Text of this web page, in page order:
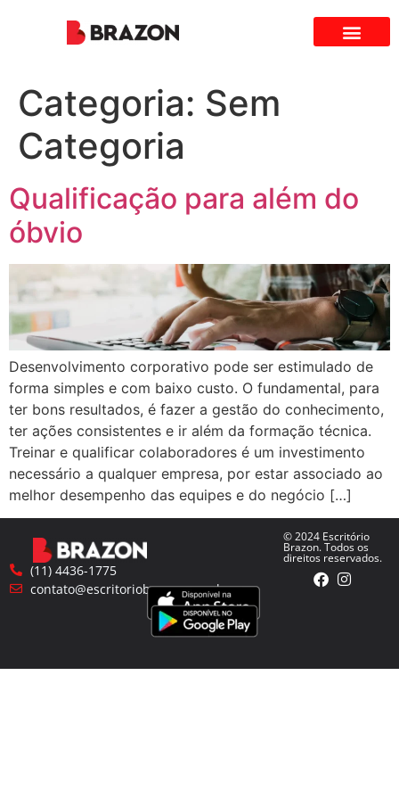
Categoria: Sem
Categoria
Qualificação para além do
óbvio
Desenvolvimento corporativo pode ser estimulado de
forma simples e com baixo custo. O fundamental, para
ter bons resultados, é fazer a gestão do conhecimento,
ter ações consistentes e ir além da formação técnica.
Treinar e qualificar colaboradores é um investimento
necessário a qualquer empresa, por estar associado ao
melhor desempenho das equipes e do negócio […]
© 2024 Escritório
Brazon. Todos os
direitos reservados.
(11) 4436-1775
contato@escritoriobrazon.com.br